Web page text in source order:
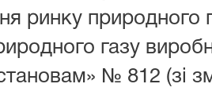
ринку природного
газу
№ 812 (зі